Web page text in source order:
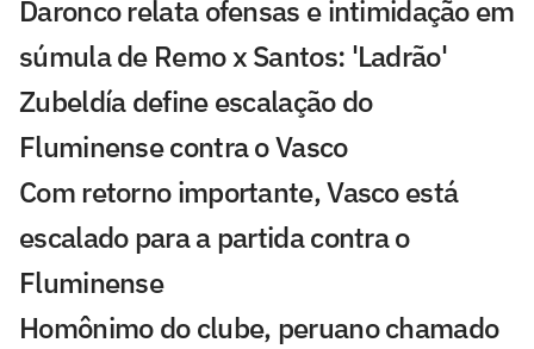
Daronco relata ofensas e intimidação em
súmula de Remo x Santos: 'Ladrão'
Zubeldía define escalação do
Fluminense contra o Vasco
Com retorno importante, Vasco está
escalado para a partida contra o
Fluminense
Homônimo do clube, peruano chamado